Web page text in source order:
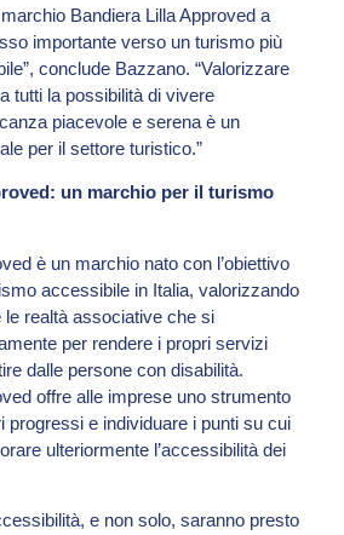
Bandiera Lilla Approved a
importante verso un turismo più
conclude Bazzano. “Valorizzare
tutti la possibilità di vivere
piacevole e serena è un
per il settore turistico.”
un marchio per il turismo
è un marchio nato con l’obiettivo
accessibile in Italia, valorizzando
le realtà associative che si
per rendere i propri servizi
dalle persone con disabilità.
offre alle imprese uno strumento
progressi e individuare i punti su cui
ulteriormente l’accessibilità dei
e non solo, saranno presto